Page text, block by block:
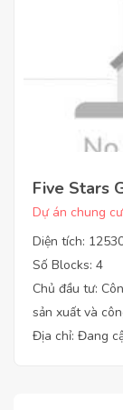
Five Stars
Dự án chung cư
Diện tích:
Số Blocks: 4
Chủ đầu tư:
sản xuất và
Địa chỉ: Đang